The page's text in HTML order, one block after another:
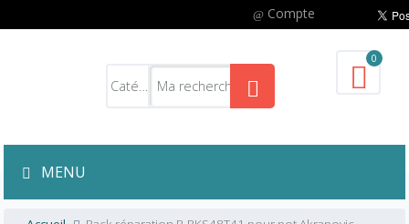
Compte
0
MENU